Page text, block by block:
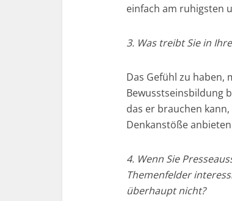
einfach am ruhigsten
3. Was treibt Sie in
Das Gefühl zu haben,
Bewusstseinsbildung
das er brauchen
Denkanstöße
4. Wenn Sie
Themenfelder
überhaupt nicht?